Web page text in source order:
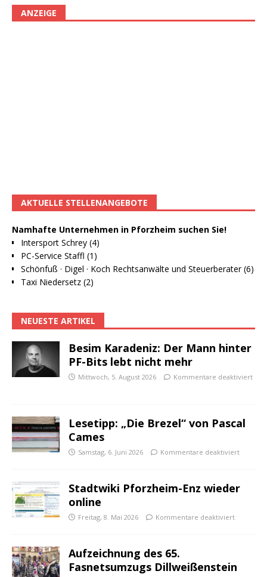
ANZEIGE
AKTUELLE STELLENANGEBOTE
Namhafte Unternehmen in Pforzheim suchen Sie!
Intersport Schrey (4)
PC-Service Staffl (1)
Schönfuß · Digel · Koch Rechtsanwälte und Steuerberater (6)
Taxi Niedersetz (2)
NEUESTE ARTIKEL
Besim Karadeniz: Der Mann hinter
PF-Bits lebt nicht mehr
Mittwoch, 5. August 2026 Kommentare deaktiviert
Lesetipp: „Die Brezel“ von Pascal
Cames
Samstag, 6. Juni 2026 Kommentare deaktiviert
Stadtwiki Pforzheim-Enz wieder
online
Freitag, 8. Mai 2026 Kommentare deaktiviert
Aufzeichnung des 65.
Fasnetsumzugs Dillweißenstein